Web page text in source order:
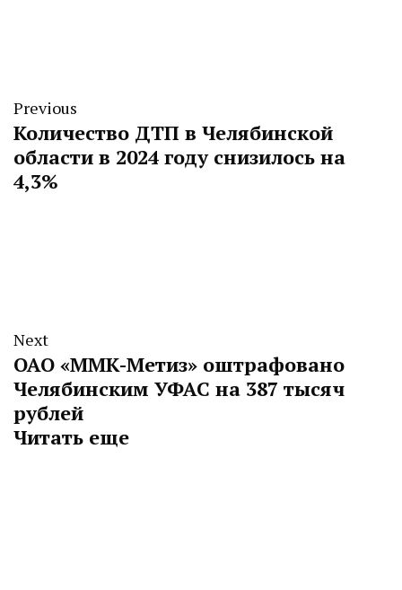
Previous
Количество ДТП в Челябинской
области в 2024 году снизилось на
4,3%
Next
ОАО «ММК-Метиз» оштрафовано
Челябинским УФАС на 387 тысяч
рублей
Читать еще